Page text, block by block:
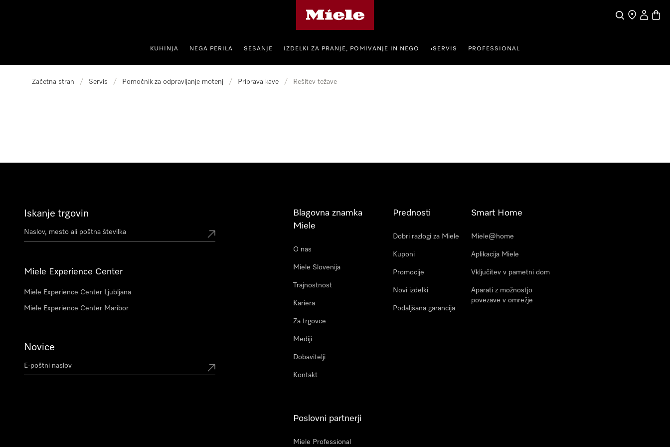
Iskanje
Moj račun
KUHINJA NEGA PERILA SESANJE IZDELKI ZA PRANJE, POMIVANJE IN NEGO •SERVIS PROFESSIONAL
Začetna stran / Servis / Pomočnik za odpravljanje motenj / Priprava kave / Rešitev težave
Iskanje trgovin
Miele Experience Center
Miele Experience Center Ljubljana
Miele Experience Center Maribor
Novice
Blagovna znamka
Miele
O nas
Miele Slovenija
Trajnostnost
Kariera
Za trgovce
Mediji
Dobavitelji
Kontakt
Prednosti
Dobri razlogi za Miele
Kuponi
Promocije
Novi izdelki
Podaljšana garancija
Smart Home
Miele@home
Aplikacija Miele
Vključitev v pametni dom
Aparati z možnostjo
povezave v omrežje
Poslovni partnerji
Miele Professional